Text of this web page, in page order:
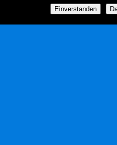
Einverstanden